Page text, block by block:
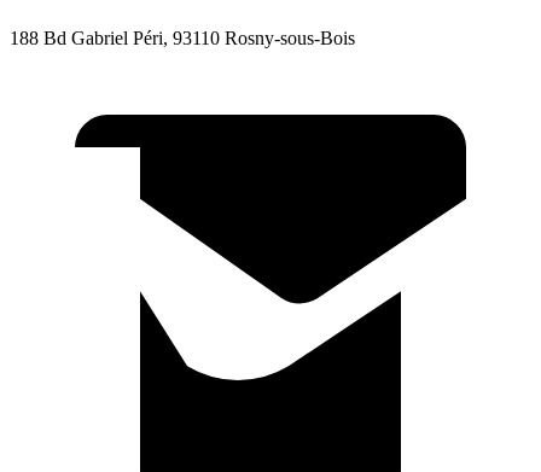
188 Bd Gabriel Péri, 93110 Rosny-sous-Bois